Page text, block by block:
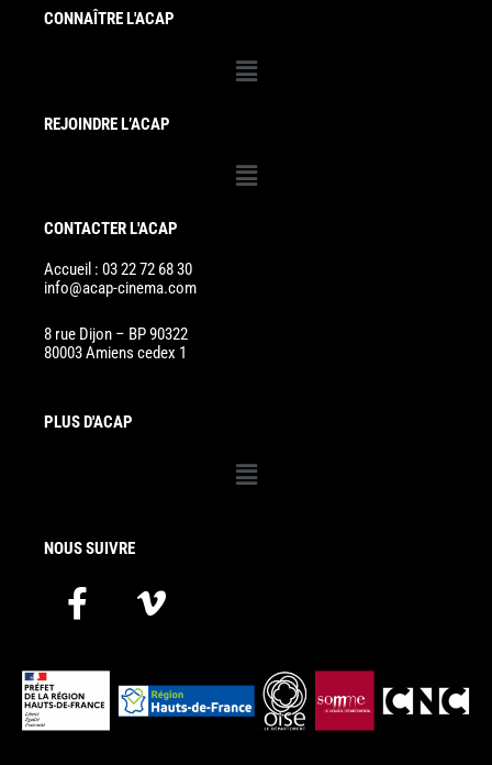
CONNAÎTRE L'ACAP
Menu
REJOINDRE L’ACAP
Menu
CONTACTER L'ACAP
Accueil : 03 22 72 68 30
info@acap-cinema.com
8 rue Dijon – BP 90322
80003 Amiens cedex 1
PLUS D'ACAP
Menu
NOUS SUIVRE
F
a
c
e
b
V
i
e
o